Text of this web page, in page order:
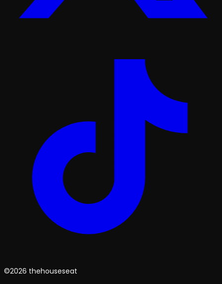
©2026 thehouseseat